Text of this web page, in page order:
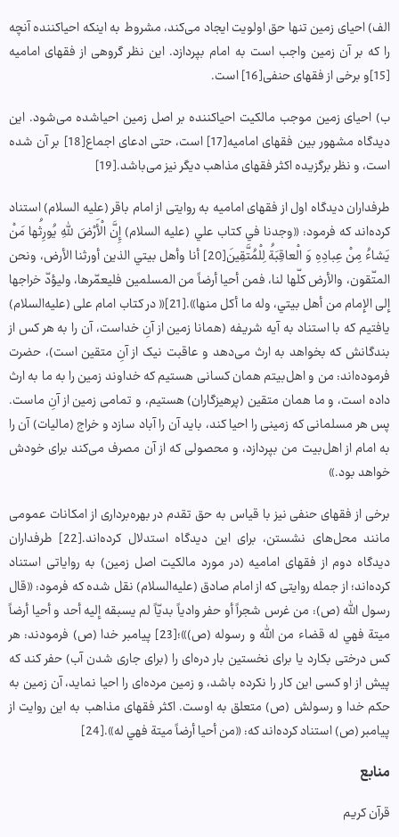
الف) احیای زمین تنها حق اولویت ایجاد می‌کند، مشروط به اینکه احیاکننده آنچه
را که بر آن زمین واجب است به امام بپردازد. این نظر گروهی از فقهای امامیه
[15]و برخی از فقهای حنفی[16] است.
ب) احیای زمین موجب مالکیت احیاکننده بر اصل زمین احیاشده می‌شود. این
دیدگاه مشهور بین فقهای امامیه[17] است، حتی ادعای اجماع[18] بر آن شده
است، و نظر برگزیده اکثر فقهای مذاهب دیگر نیز می‌باشد.[19]
طرفداران دیدگاه اول از فقهای امامیه به روایتی از امام باقر (علیه السلام) استناد
کرده‌اند که فرمود: «وجدنا في كتاب علي (عليه السلام) إِنَّ الْأَرْضَ لِلَّهِ يُورِثُها مَنْ
يَشاءُ مِنْ عِبادِهِ وَ الْعاقِبَةُ لِلْمُتَّقِينَ[20] أنا وأهل بيتي الذين أورثنا الأرض، ونحن
المتّقون، والأرض كلّها لنا، فمن أحيا أرضاً من المسلمين فليعمّرها، وليؤدّ خراجها
إلى الإمام من أهل بيتي، وله ما أكل منها».[21]« در کتاب امام علی (علیه‌السلام)
یافتیم که با استناد به آیه شریفه (همانا زمین از آنِ خداست، آن را به هر کس از
بندگانش که بخواهد به ارث می‌دهد و عاقبت نیک از آنِ متقین است)، حضرت
فرموده‌اند: من و اهل‌بیتم همان کسانی هستیم که خداوند زمین را به ما به ارث
داده است، و ما همان متقین (پرهیزگاران) هستیم، و تمامی زمین از آنِ ماست.
پس هر مسلمانی که زمینی را احیا کند، باید آن را آباد سازد و خراج (مالیات) آن را
به امام از اهل‌بیت من بپردازد، و محصولی که از آن مصرف می‌کند برای خودش
خواهد بود.»
برخی از فقهای حنفی نیز با قیاس به حق تقدم در بهره‌برداری از امکانات عمومی
مانند محل‌های نشستن، برای این دیدگاه استدلال کرده‌اند.[22] طرفداران
دیدگاه دوم از فقهای امامیه (در مورد مالکیت اصل زمین) به روایاتی استناد
کرده‌اند؛ از جمله روایتی که از امام صادق (علیه‌السلام) نقل شده که فرمود: «قال
رسول الله (ص): من غرس شجراً أو حفر وادياً بديّاً لم يسبقه إليه أحد و أحيا أرضاً
ميتة فهي له قضاء من الله و رسوله (ص)»؛[23] پیامبر خدا (ص) فرمودند: هر
کس درختی بکارد یا برای نخستین بار دره‌ای را (برای جاری شدن آب) حفر کند که
پیش از او کسی این کار را نکرده باشد، و زمین مرده‌ای را احیا نماید، آن زمین به
حکم خدا و رسولش (ص) متعلق به اوست. اکثر فقهای مذاهب به این روایت از
پیامبر (ص) استناد کرده‌اند که: «من أحيا أرضاً ميتة فهي له».[24]
منابع
قرآن کریم